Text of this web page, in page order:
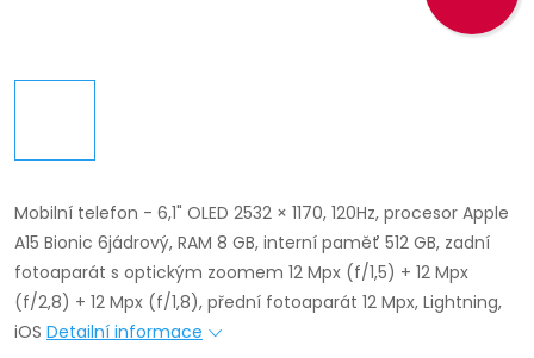
Mobilní telefon - 6,1" OLED 2532 × 1170, 120Hz, procesor Apple
A15 Bionic 6jádrový, RAM 8 GB, interní paměť 512 GB, zadní
fotoaparát s optickým zoomem 12 Mpx (f/1,5) + 12 Mpx
(f/2,8) + 12 Mpx (f/1,8), přední fotoaparát 12 Mpx, Lightning,
iOS Detailní informace